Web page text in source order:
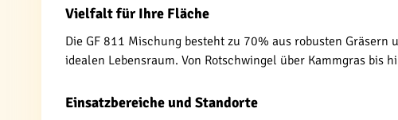
Vielfalt für Ihre Fläche
Die GF 811 Mischung besteht zu 70% aus robusten
idealen Lebensraum. Von Rotschwingel über Kammgras
Einsatzbereiche und Standorte